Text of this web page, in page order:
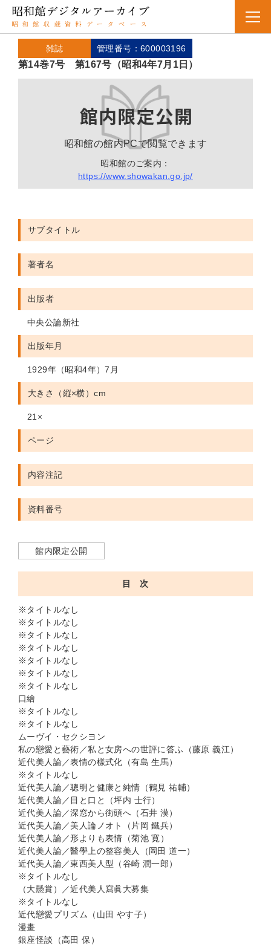
雑誌 管理番号：600003196
第14巻7号 第167号（昭和4年7月1日）
昭和館の館内PCで閲覧できます
昭和館のご案内：
https://www.showakan.go.jp/
サブタイトル
著者名
出版者
中央公論新社
出版年月
1929年（昭和4年）7月
大きさ（縦×横）cm
21×
ページ
内容注記
資料番号
館内限定公開
目 次
※タイトルなし
※タイトルなし
※タイトルなし
※タイトルなし
※タイトルなし
※タイトルなし
※タイトルなし
口繪
※タイトルなし
※タイトルなし
ムーヴイ・セクシヨン
私の戀愛と藝術／私と女房への世評に答ふ（藤原 義江）
近代美人論／表情の樣式化（有島 生馬）
※タイトルなし
近代美人論／聰明と健康と純情（鶴見 祐輔）
近代美人論／目と口と（坪内 士行）
近代美人論／深窓から街頭へ（石井 漠）
近代美人論／美人論ノオト（片岡 鐵兵）
近代美人論／形よりも表情（菊池 寛）
近代美人論／醫學上の整容美人（岡田 道一）
近代美人論／東西美人型（谷崎 潤一郎）
※タイトルなし
（大懸賞）／近代美人寫眞大募集
※タイトルなし
近代戀愛プリズム（山田 やす子）
漫畫
銀座怪談（高田 保）